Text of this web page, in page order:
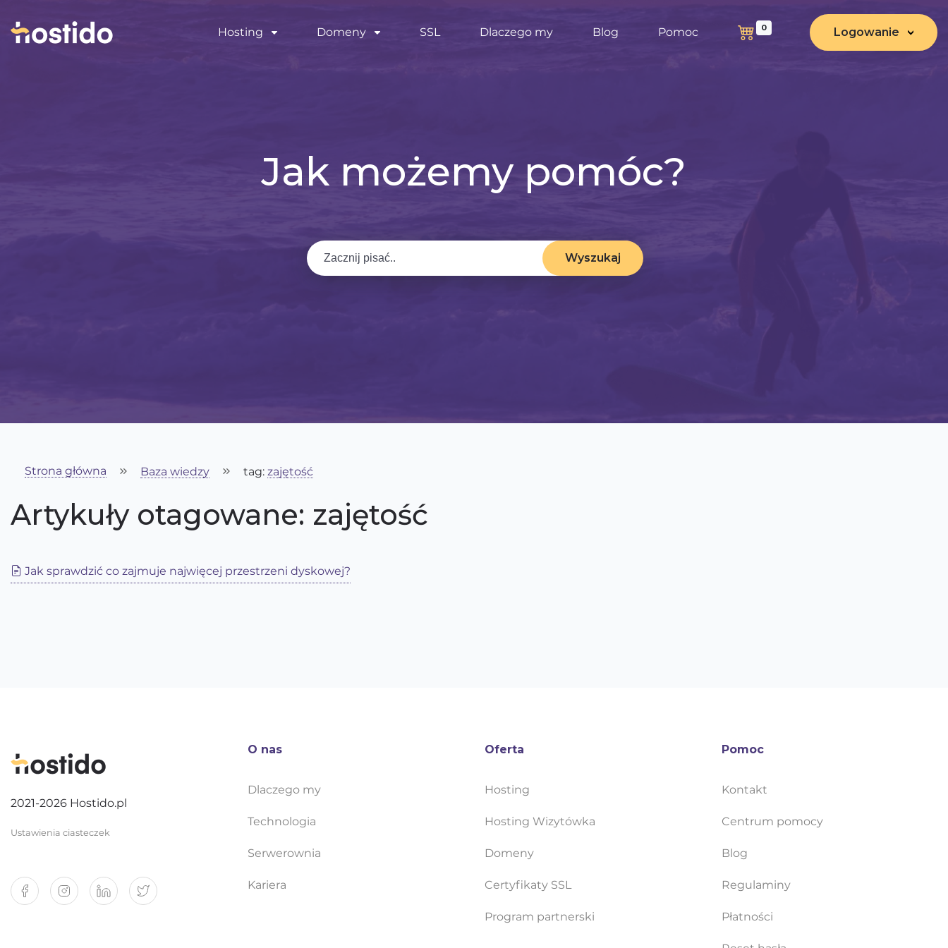
Hosting Domeny SSL Dlaczego my Blog Pomoc 0 Logowanie
Jak możemy pomóc?
Wyszukaj
Strona główna Baza wiedzy tag: zajętość
Artykuły otagowane: zajętość
Jak sprawdzić co zajmuje najwięcej przestrzeni dyskowej?
2021-2026 Hostido.pl
Ustawienia ciasteczek
O nas
Dlaczego my
Technologia
Serwerownia
Kariera
Oferta
Hosting
Hosting Wizytówka
Domeny
Certyfikaty SSL
Program partnerski
Pomoc
Kontakt
Centrum pomocy
Blog
Regulaminy
Płatności